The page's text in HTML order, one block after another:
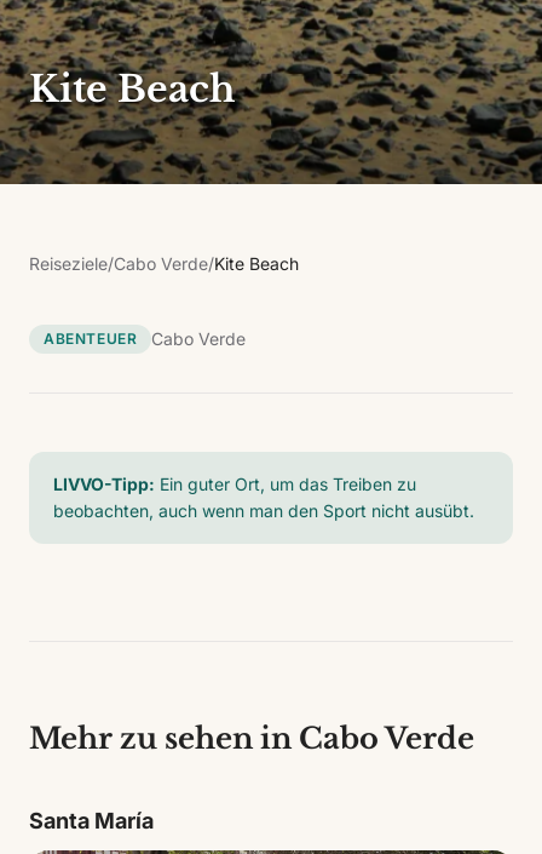
Kite Beach
Reiseziele/Cabo Verde/Kite Beach
ABENTEUER Cabo Verde
LIVVO-Tipp: Ein guter Ort, um das Treiben zu
beobachten, auch wenn man den Sport nicht ausübt.
Mehr zu sehen in Cabo Verde
Santa María